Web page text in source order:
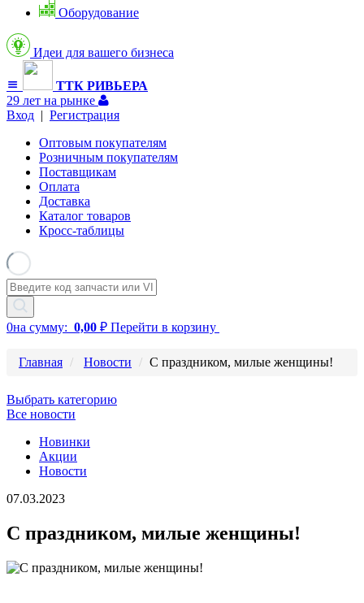
Оборудование
Идеи для вашего бизнеса
ТТК РИВЬЕРА
29 лет на рынке
Вход | Регистрация
Оптовым покупателям
Розничным покупателям
Поставщикам
Оплата
Доставка
Каталог товаров
Кросс-таблицы
0на сумму: 0,00 ₽ Перейти в корзину
Главная Новости С праздником, милые женщины!
Выбрать категорию
Все новости
Новинки
Акции
Новости
07.03.2023
С праздником, милые женщины!